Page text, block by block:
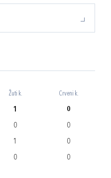
Žuti k. Crveni k.
1 0
0 0
1 0
0 0